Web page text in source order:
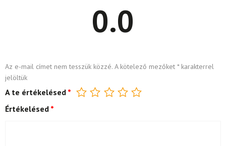
0.0
Az e-mail címet nem tesszük közzé. A kötelező mezőket *karakterrel
jelöltük
A te értékelésed *
Értékelésed *